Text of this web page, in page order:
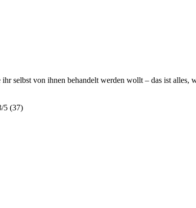
selbst von ihnen behandelt werden wollt – das ist alles,
5 (37)